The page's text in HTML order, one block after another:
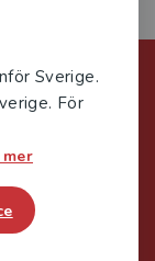
Sverige.
För
mer